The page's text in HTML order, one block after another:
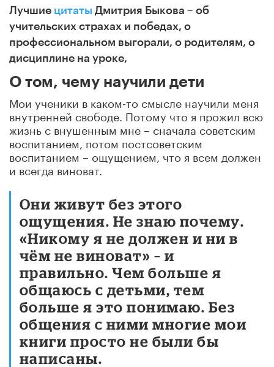
Лучшие цитаты Дмитрия Быкова – об
учительских страхах и победах, о
профессиональном выгорали, о родителям, о
дисциплине на уроке,
О том, чему научили дети
Мои ученики в каком-то смысле научили меня
внутренней свободе. Потому что я прожил всю
жизнь с внушенным мне – сначала советским
воспитанием, потом постсоветским
воспитанием – ощущением, что я всем должен
и всегда виноват.
Они живут без этого
ощущения. Не знаю почему.
«Никому я не должен и ни в
чём не виноват» – и
правильно. Чем больше я
общаюсь с детьми, тем
больше я это понимаю. Без
общения с ними многие мои
книги просто не были бы
написаны.